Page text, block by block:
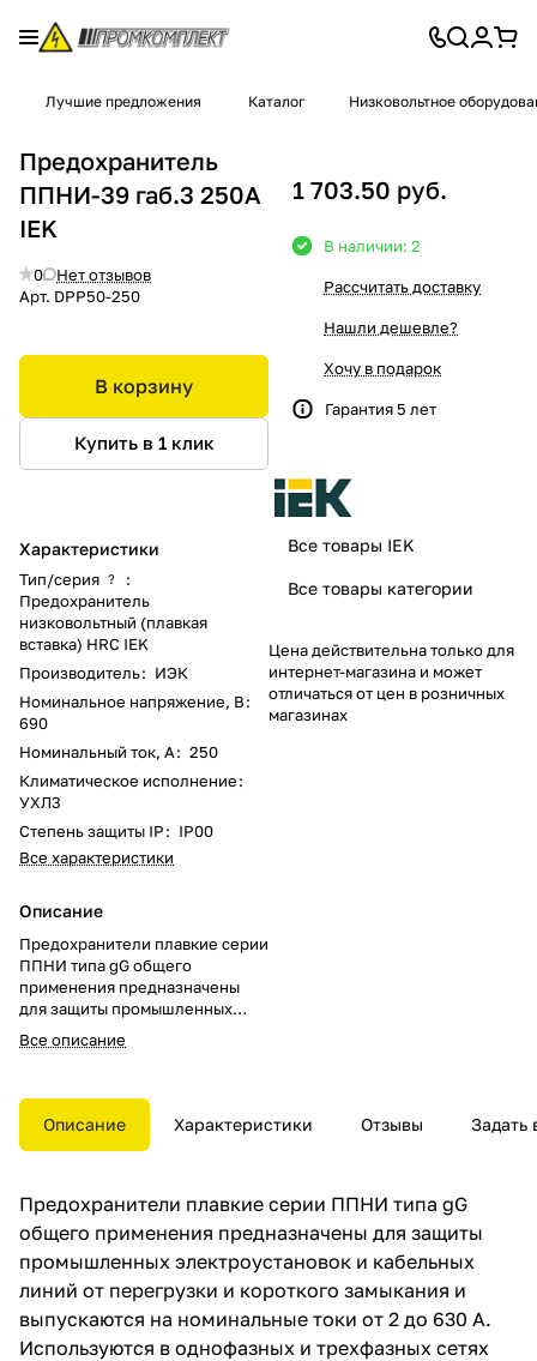
Лучшие предложения Каталог Низковольтное
Предохранитель
ППНИ-39 габ.3 250А
IEK
0
Нет отзывов
Арт. DPP50-250
В корзину
Купить в 1 клик
Характеристики
Тип/серия ?
:
Предохранитель
низковольтный (плавкая
вставка) HRC IEK
Производитель: ИЭК
Номинальное напряжение, В:
690
Номинальный ток, А: 250
Климатическое исполнение:
УХЛ3
Степень защиты IP: IP00
Все характеристики
Описание
Предохранители плавкие серии
ППНИ типа gG общего
применения предназначены
для защиты промышленных
электроустановок и кабельных
линий от перегрузки и
выпускаются на номинальные
токи от 2 до 630 А.
до 660 В частоты 50 Гц.
Все описание
1 703.50 руб.
В наличии: 2
Рассчитать доставку
Нашли дешевле?
Хочу в подарок
Гарантия 5 лет
Все товары IEK
Все товары категории
Цена действительна только для
интернет-магазина и может
отличаться от цен в розничных
магазинах
Описание Характеристики Отзывы Задать
Предохранители плавкие серии ППНИ типа gG
общего применения предназначены для защиты
промышленных электроустановок и кабельных
линий от перегрузки и короткого замыкания и
выпускаются на номинальные токи от 2 до 630 А.
Используются в однофазных и трехфазных сетях